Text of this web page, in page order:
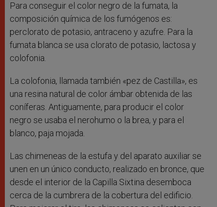
Para conseguir el color negro de la fumata, la
composición química de los fumógenos es:
perclorato de potasio, antraceno y azufre. Para la
fumata blanca se usa clorato de potasio, lactosa y
colofonia.
La colofonia, llamada también «pez de Castilla», es
una resina natural de color ámbar obtenida de las
coníferas. Antiguamente, para producir el color
negro se usaba el nerohumo o la brea, y para el
blanco, paja mojada.
Las chimeneas de la estufa y del aparato auxiliar se
unen en un único conducto, realizado en bronce, que
desde el interior de la Capilla Sixtina desemboca
cerca de la cumbrera de la cobertura del edificio.